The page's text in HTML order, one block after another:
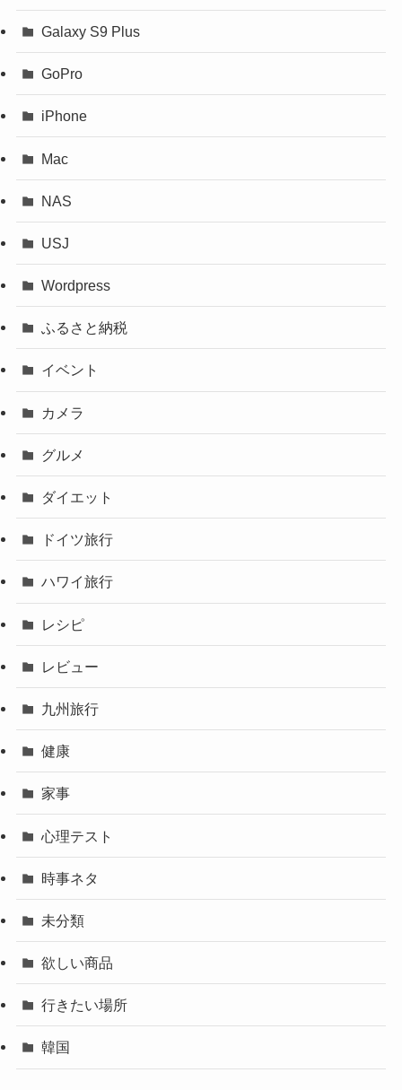
Galaxy S9 Plus
GoPro
iPhone
Mac
NAS
USJ
Wordpress
ふるさと納税
イベント
カメラ
グルメ
ダイエット
ドイツ旅行
ハワイ旅行
レシピ
レビュー
九州旅行
健康
家事
心理テスト
時事ネタ
未分類
欲しい商品
行きたい場所
韓国